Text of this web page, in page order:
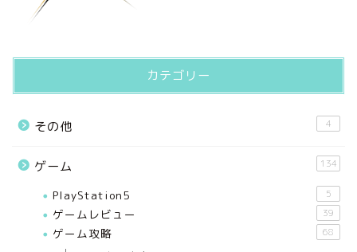
カテゴリー
その他 4
ゲーム 134
PlayStation5 5
ゲームレビュー 39
ゲーム攻略 68